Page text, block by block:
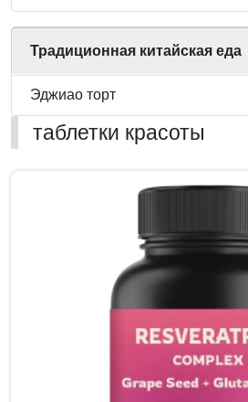
Традиционная китайская еда
Эджиао торт
таблетки красоты